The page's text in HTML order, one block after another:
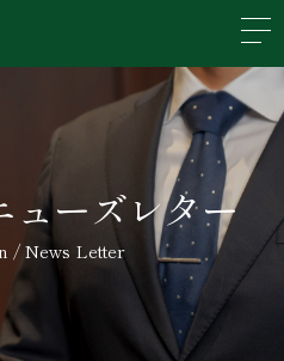
ューズレター
/ News Letter
事務所概要
業務分野
所属弁護士紹介
アクセス